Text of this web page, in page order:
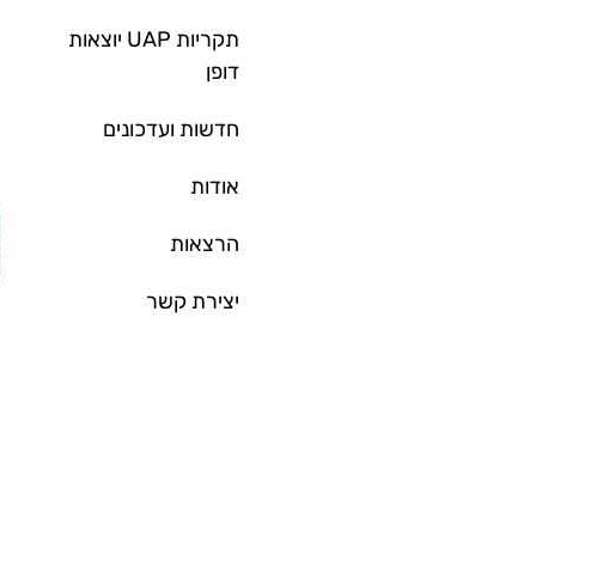
תקריות UAP יוצאות
דופן
חדשות ועדכונים
אודות
הרצאות
יצירת קשר